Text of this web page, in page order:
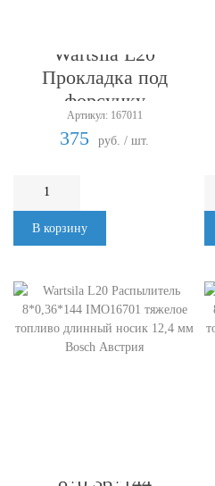
Wartsila L20
Прокладка под
форсунку
Артикул: 167011
375 руб. / шт.
В корзину